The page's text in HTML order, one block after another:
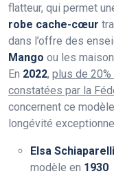
flatteur, qui permet
robe cache-cœur
dans l’offre des
Mango ou les
En 2022, plus de
constatées par la
concernent ce
longévité
Elsa Schiaparelli
modèle en 1930